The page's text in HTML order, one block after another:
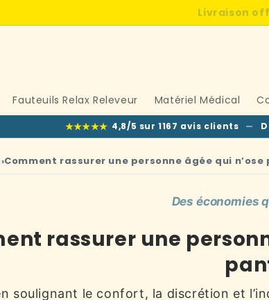
Livraison
Fauteuils Relax Releveur Matériel Médical
★★★★★ 4,8/5 sur 1167 avis clients —
›Comment rassurer une personne âgée qui
Des économies
rassurer une
soulignant le confort, la discrétion et